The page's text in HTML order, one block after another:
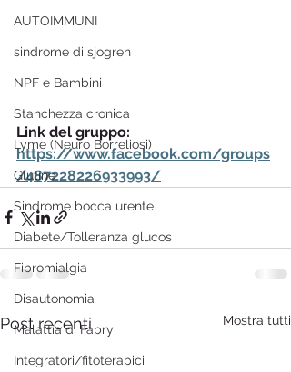
AUTOIMMUNI
sindrome di sjogren
NPF e Bambini
Stanchezza cronica
Lyme (Neuro Borreliosi)
Glutine
Sindrome bocca urente
Diabete/Tolleranza glucos
Fibromialgia
Disautonomia
Malattia di Fabry
Integratori/fitoterapici
Link del gruppo:
https://www.facebook.com/groups
/487228226933993/
Post recenti Mostra tutti